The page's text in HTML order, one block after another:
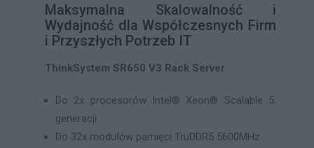
Maksymalna Skalowalność i
Wydajność dla Współczesnych Firm
i Przyszłych Potrzeb IT
ThinkSystem SR650 V3 Rack Server
Do 2x procesorów Intel® Xeon® Scalable 5.
generacji
Do 32x modułów pamięci TruDDR5 5600MHz